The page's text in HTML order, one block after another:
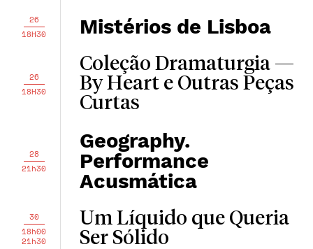
26
18H30
Mistérios de Lisboa
26
18H30
Coleção Dramaturgia —
By Heart e Outras Peças
Curtas
28
21h30
Geography.
Performance
Acusmática
30
18h00
21h30
Um Líquido que Queria
Ser Sólido